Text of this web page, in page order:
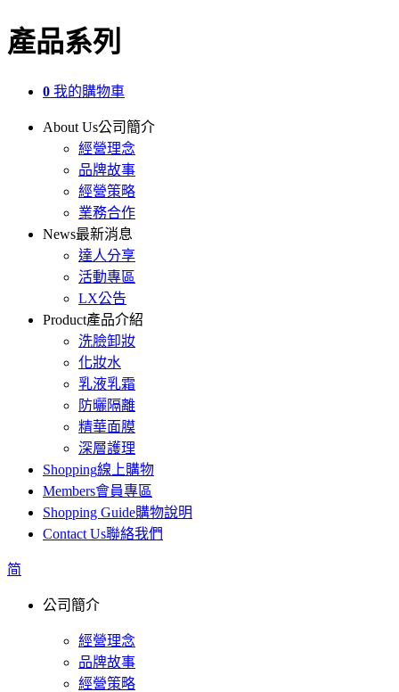
產品系列
0 我的購物車
About Us公司簡介
經營理念
品牌故事
經營策略
業務合作
News最新消息
達人分享
活動專區
LX公告
Product產品介紹
洗臉卸妝
化妝水
乳液乳霜
防曬隔離
精華面膜
深層護理
Shopping線上購物
Members會員專區
Shopping Guide購物說明
Contact Us聯絡我們
简
公司簡介
經營理念
品牌故事
經營策略